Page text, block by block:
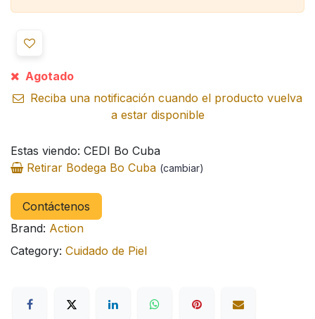
Agotado
Reciba una notificación cuando el producto vuelva
a estar disponible
Estas viendo: CEDI Bo Cuba
Retirar Bodega Bo Cuba (cambiar)
Contáctenos
Brand: Action
Category: Cuidado de Piel